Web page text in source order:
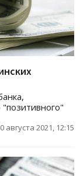
августа 2021, 12:15